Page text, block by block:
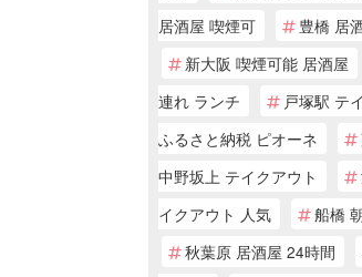
居酒屋 喫煙可
豊橋 居
新大阪 喫煙可能 居酒屋
連れ ランチ
戸塚駅 テ
ふるさと納税 ピオーネ
中野坂上 テイクアウト
イクアウト 人気
船橋
秋葉原 居酒屋 24時間